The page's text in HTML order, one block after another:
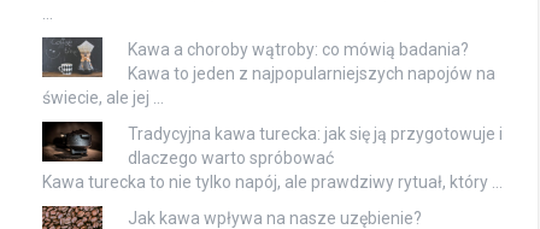
Kawa a choroby wątroby: co mówią badania?
Kawa to jeden z najpopularniejszych napojów na
świecie, ale jej …
Tradycyjna kawa turecka: jak się ją przygotowuje i
dlaczego warto spróbować
Kawa turecka to nie tylko napój, ale prawdziwy rytuał, który …
Jak kawa wpływa na nasze uzębienie?